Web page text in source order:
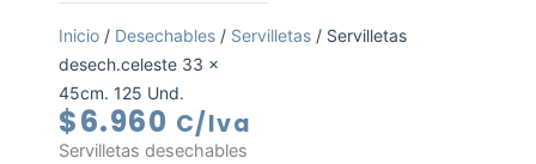
Inicio / Desechables / Servilletas / Servilletas
desech.celeste 33 x
45cm. 125 Und.
$6.960 C/Iva
Servilletas desechables